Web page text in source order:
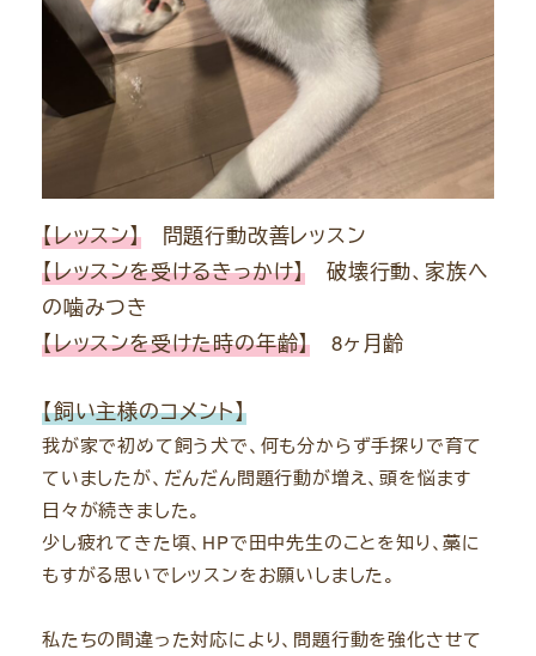
【レッスン】問題行動改善レッスン
【レッスンを受けるきっかけ】 破壊行動、家族へ
の噛みつき
【レッスンを受けた時の年齢】 8ヶ月齢
【飼い主様のコメント】
我が家で初めて飼う犬で、何も分からず手探りで育て
ていましたが、だんだん問題行動が増え、頭を悩ます
日々が続きました。
少し疲れてきた頃、HPで田中先生のことを知り、藁に
もすがる思いでレッスンをお願いしました。
私たちの間違った対応により、問題行動を強化させて